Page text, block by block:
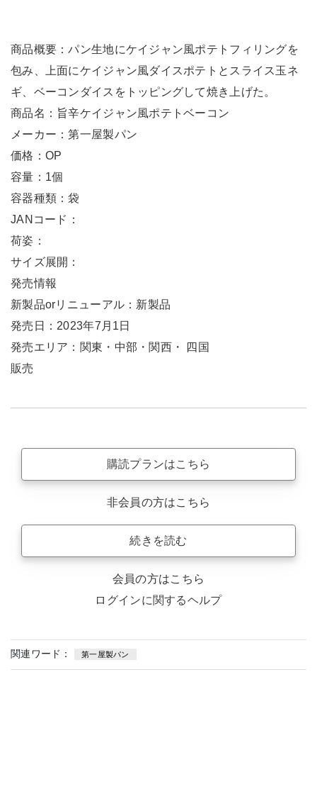
商品概要：パン生地にケイジャン風ポテトフィリングを
包み、上面にケイジャン風ダイスポテトとスライス玉ネ
ギ、ベーコンダイスをトッピングして焼き上げた。
商品名：旨辛ケイジャン風ポテトベーコン
メーカー：第一屋製パン
価格：OP
容量：1個
容器種類：袋
JANコード：
荷姿：
サイズ展開：
発売情報
新製品orリニューアル：新製品
発売日：2023年7月1日
発売エリア：関東・中部・関西・ 四国
販売
購読プランはこちら
非会員の方はこちら
続きを読む
会員の方はこちら
ログインに関するヘルプ
関連ワード： 第一屋製パン